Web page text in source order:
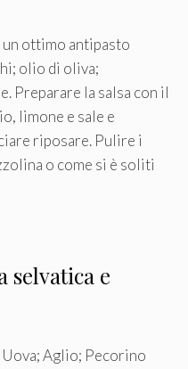
ottimo antipasto
olio di oliva;
Preparare la salsa con il
limone e sale e
riposare. Pulire i
o come si è soliti
e
Aglio; Pecorino